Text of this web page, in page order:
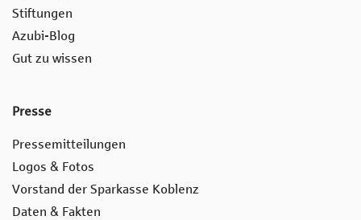
Stiftungen
Azubi-Blog
Gut zu wissen
Presse
Pressemitteilungen
Logos & Fotos
Vorstand der Sparkasse Koblenz
Daten & Fakten